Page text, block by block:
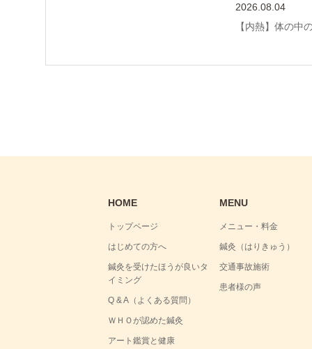
2026.08.04
【内熱】体の中
HOME
トップページ
はじめての方へ
鍼灸を受けたほうが良いタ
イミング
Q & A（よくある質問）
ＷＨＯが認めた鍼灸
アート鑑賞と健康
MENU
メニュー・料金
鍼灸（はりきゅう）
交通事故施術
患者様の声